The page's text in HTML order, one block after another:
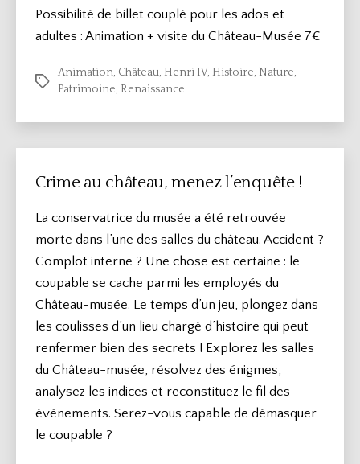
Possibilité de billet couplé pour les ados et
adultes : Animation + visite du Château-Musée 7€
Étiquettes
Animation, Château, Henri IV, Histoire, Nature,
Patrimoine, Renaissance
Crime au château, menez l’enquête !
La conservatrice du musée a été retrouvée
morte dans l’une des salles du château. Accident ?
Complot interne ? Une chose est certaine : le
coupable se cache parmi les employés du
Château-musée. Le temps d’un jeu, plongez dans
les coulisses d’un lieu chargé d’histoire qui peut
renfermer bien des secrets ! Explorez les salles
du Château-musée, résolvez des énigmes,
analysez les indices et reconstituez le fil des
évènements. Serez-vous capable de démasquer
le coupable ?